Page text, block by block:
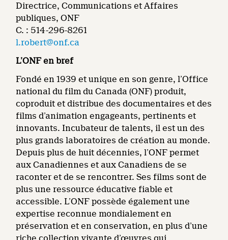
Directrice, Communications et Affaires
publiques, ONF
C. : 514-296-8261
l.robert@onf.ca
L’ONF en bref
Fondé en 1939 et unique en son genre, l’Office
national du film du Canada (ONF) produit,
coproduit et distribue des documentaires et des
films d’animation engageants, pertinents et
innovants. Incubateur de talents, il est un des
plus grands laboratoires de création au monde.
Depuis plus de huit décennies, l’ONF permet
aux Canadiennes et aux Canadiens de se
raconter et de se rencontrer. Ses films sont de
plus une ressource éducative fiable et
accessible. L’ONF possède également une
expertise reconnue mondialement en
préservation et en conservation, en plus d’une